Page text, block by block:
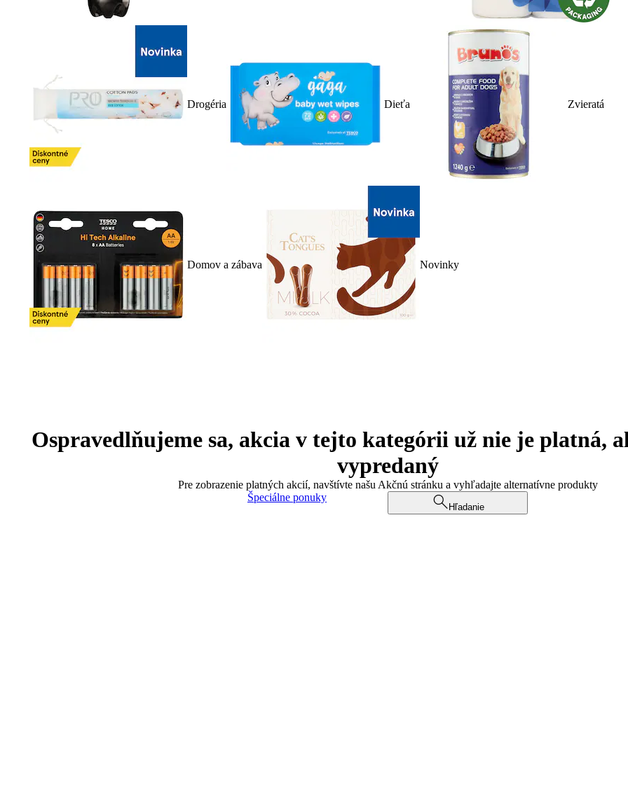
Drogéria Dieťa Zvieratá
Domov a zábava Novinky
Ospravedlňujeme sa, akcia v tejto kategórii už nie je platná,
vypredaný
Pre zobrazenie platných akcií, navštívte našu Akčnú stránku a vyhľadajte alternatívne produkty
Špeciálne ponuky
Hľadanie